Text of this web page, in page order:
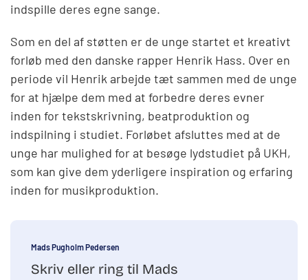
indspille deres egne sange.
Som en del af støtten er de unge startet et kreativt
forløb med den danske rapper Henrik Hass. Over en
periode vil Henrik arbejde tæt sammen med de unge
for at hjælpe dem med at forbedre deres evner
inden for tekstskrivning, beatproduktion og
indspilning i studiet. Forløbet afsluttes med at de
unge har mulighed for at besøge lydstudiet på UKH,
som kan give dem yderligere inspiration og erfaring
inden for musikproduktion.
Mads Pugholm Pedersen
Skriv eller ring til Mads